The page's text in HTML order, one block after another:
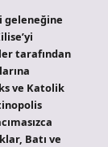
geleneğine
tarafından
ve Katolik
Batı ve